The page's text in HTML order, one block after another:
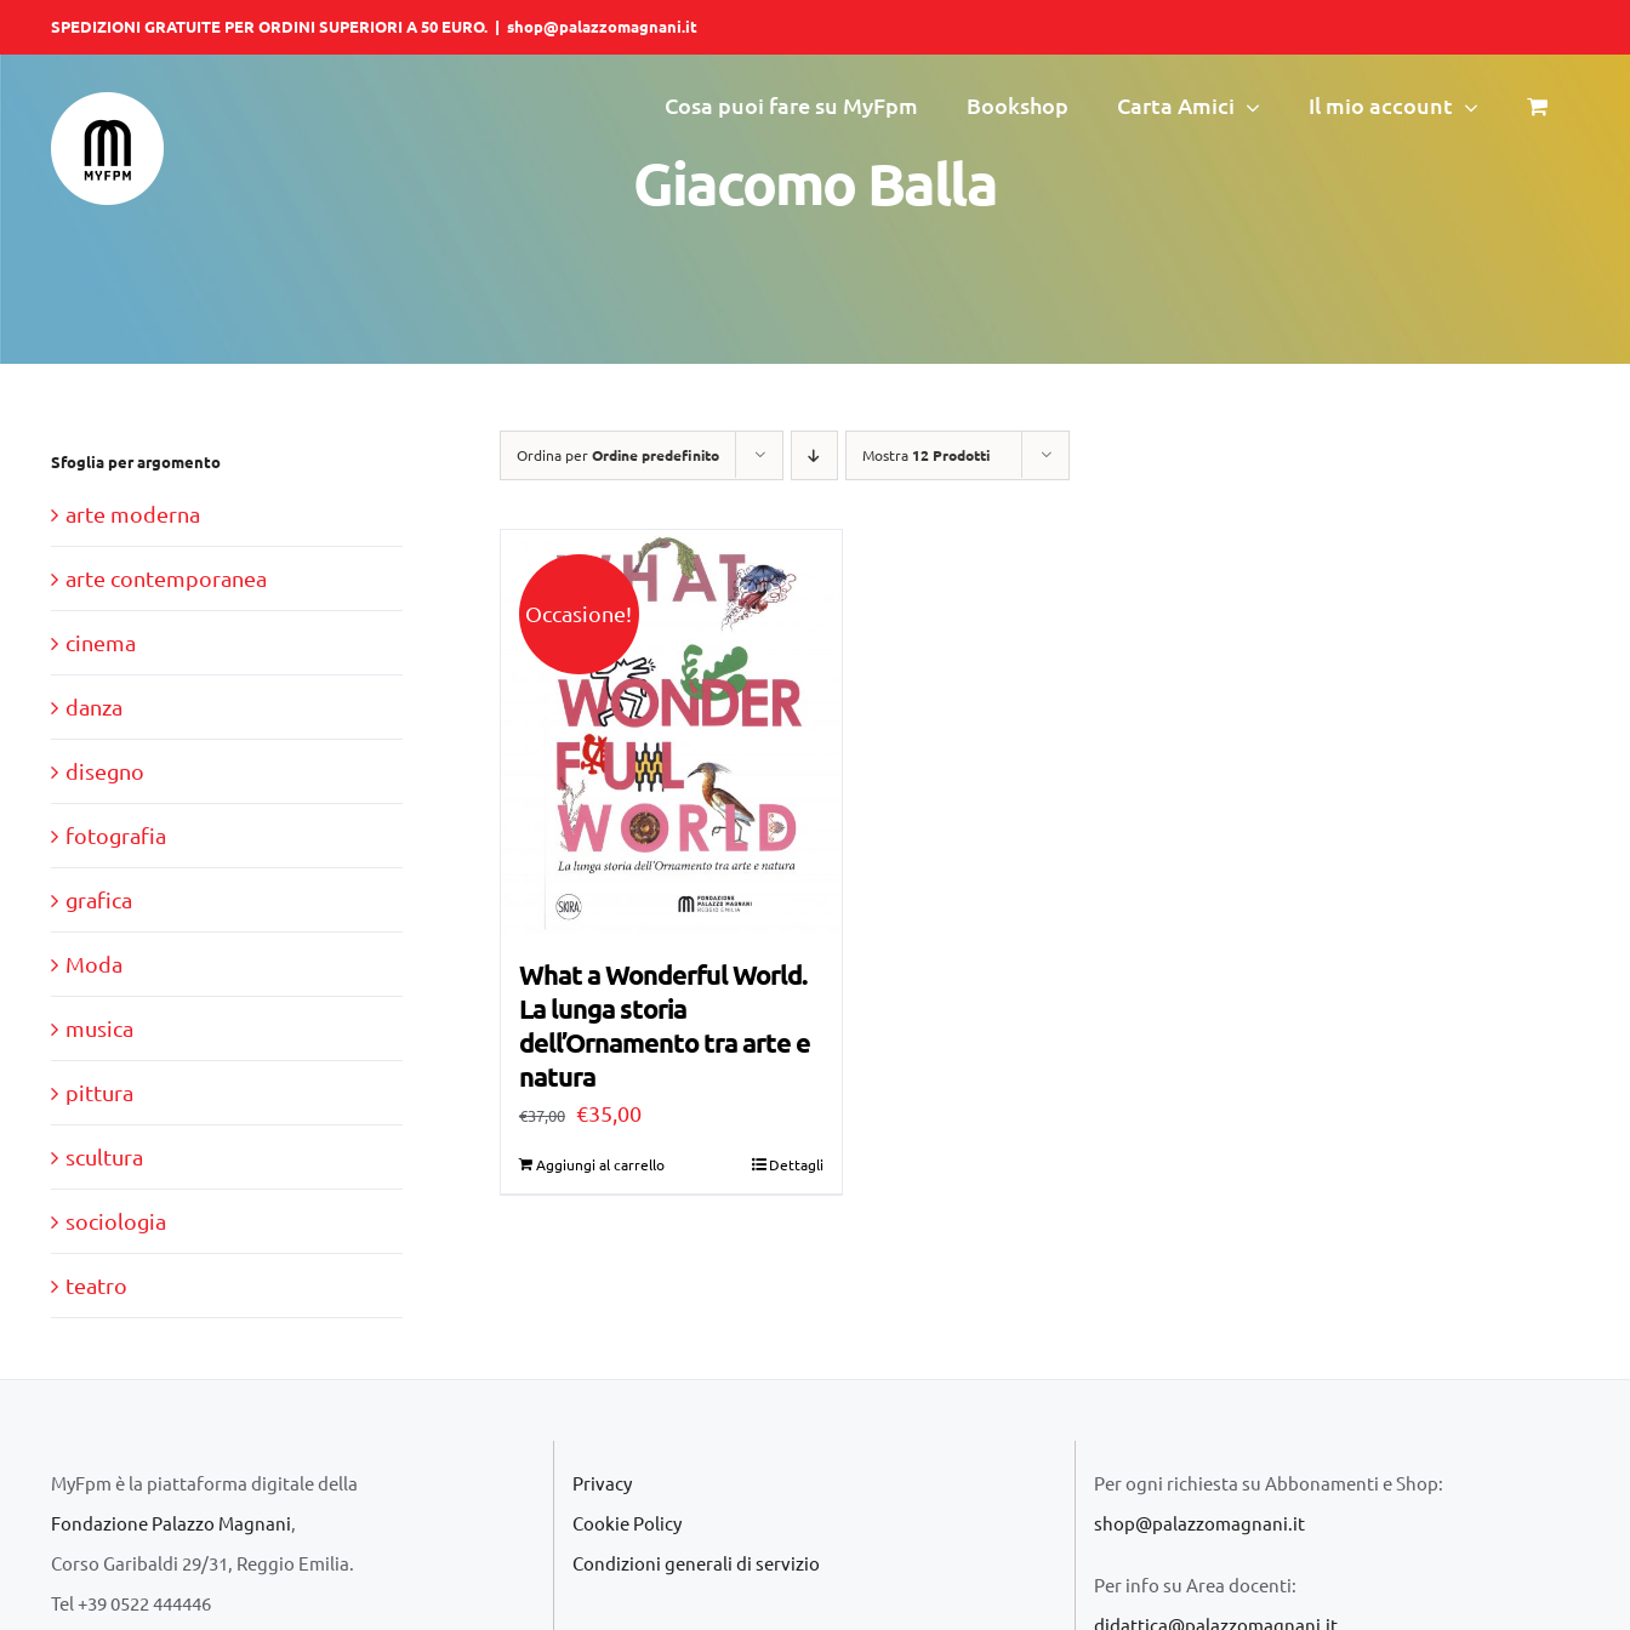
al
contenuto
SPEDIZIONI GRATUITE PER ORDINI SUPERIORI A 50 EURO. | shop@palazzomagnani.it
Cosa puoi fare su MyFpm Bookshop Carta Amici Il mio account
Giacomo Balla
Ordina perOrdine predefinito Mostra 12 Prodotti
Occasione!
What a Wonderful World.
La lunga storia
dell’Ornamento tra arte e
natura
€37,00 Il
€35,00Il
Aggiungi al carrello Dettagli
Sfoglia per argomento
arte moderna
arte contemporanea
cinema
danza
disegno
fotografia
grafica
Moda
musica
pittura
scultura
sociologia
teatro
MyFpm è la piattaforma digitale della
Fondazione Palazzo Magnani
Corso Garibaldi 29/31, Reggio Emilia.
Tel +39 0522 444446
Privacy
Cookie Policy
Condizioni generali di servizio
Per ogni richiesta su Abbonamenti e Shop:
shop@palazzomagnani.it
Per info su Area docenti:
didattica@palazzomagnani.it